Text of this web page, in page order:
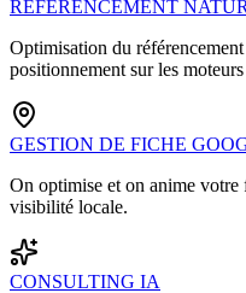
RÉFÉRENCEMENT
Optimisation du
positionnement sur les
GESTION DE FICHE
On optimise et on anime
visibilité locale.
CONSULTING IA